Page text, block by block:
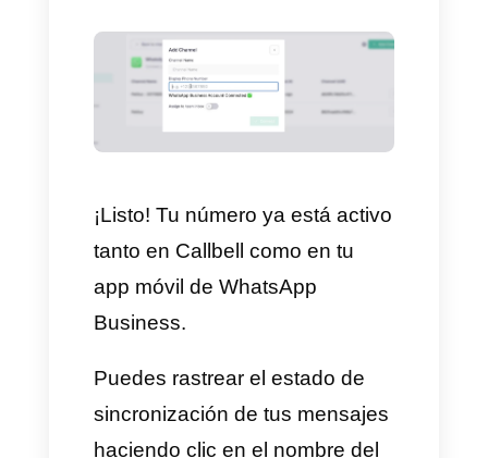
11. Verás una pantalla de
confirmación. Haz clic en
WhatsApp luego te preguntará
si deseas importar tu historial
de chats a Callbell. Elige tu
opción preferida y haz clic en
"Confirmar".